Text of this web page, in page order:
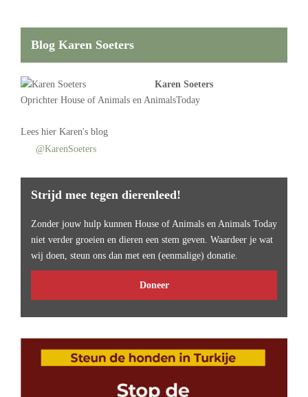
Blog Karen Soeters
Karen Soeters
Oprichter House of Animals en AnimalsToday
Lees hier Karen's blog
@KarenSoeters
Strijd mee tegen dierenleed!
Zonder jouw hulp kunnen House of Animals en Animals Today
niet verder groeien en dieren een stem geven. Waardeer je wat
wij doen, steun ons dan met een (eenmalige) donatie.
Doneer